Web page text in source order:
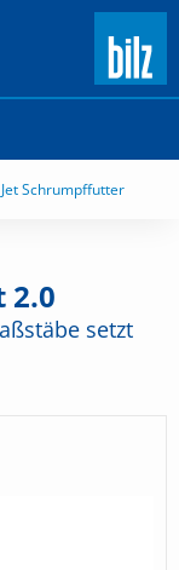
Schrumpffutter
2.0
setzt